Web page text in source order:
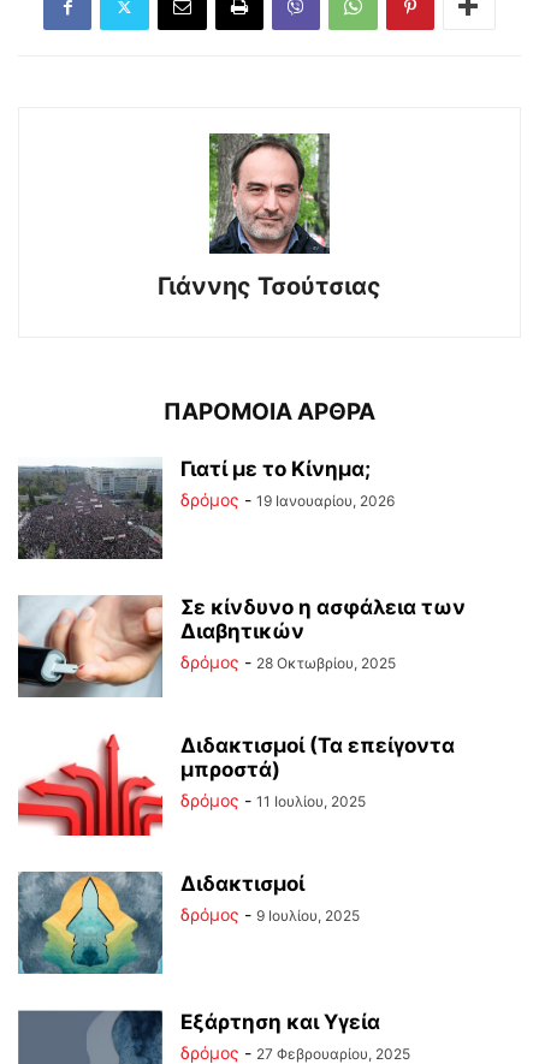
Γιάννης Τσούτσιας
ΠΑΡΟΜΟΙΑ ΑΡΘΡΑ
Γιατί με το Κίνημα;
δρόμος - 19 Ιανουαρίου, 2026
Σε κίνδυνο η ασφάλεια των
Διαβητικών
δρόμος - 28 Οκτωβρίου, 2025
Διδακτισμοί (Τα επείγοντα
μπροστά)
δρόμος - 11 Ιουλίου, 2025
Διδακτισμοί
δρόμος - 9 Ιουλίου, 2025
Εξάρτηση και Υγεία
δρόμος - 27 Φεβρουαρίου, 2025